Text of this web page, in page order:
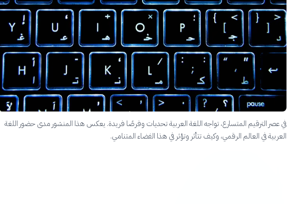
في عصر الترقيم المتسارع، تواجه اللغة العربية تحديات وفرصًا فريدة. يعكس هذا المنشور مدى حضور اللغة
العربية في العالم الرقمي، وكيف تتأثر وتؤثر في هذا الفضاء المتنامي.